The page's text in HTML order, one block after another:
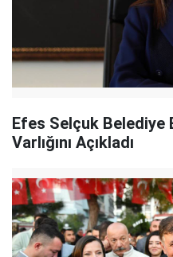
Efes Selçuk Belediye
Varlığını Açıkladı